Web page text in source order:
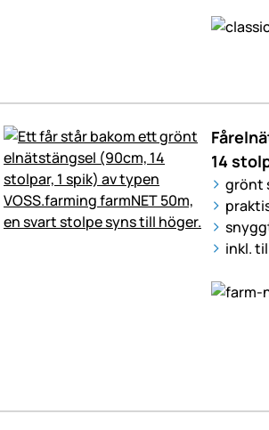
14
grönt
inkl.